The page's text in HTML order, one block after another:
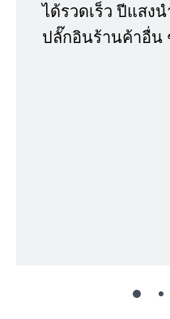
ได้รวดเร็ว ปีแสง
ปลั๊กอินร้านค้าอื่น